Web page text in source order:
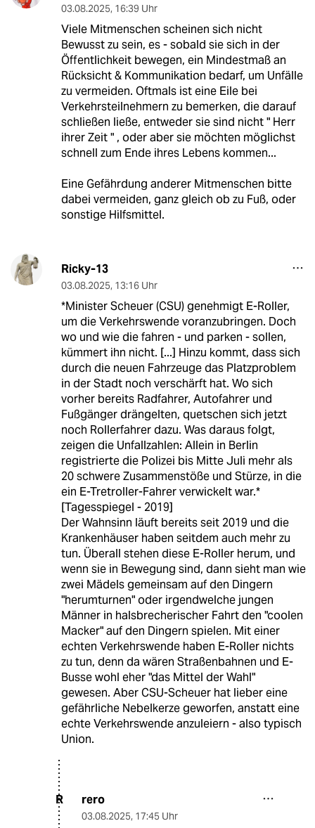
03.08.2025, 16:39 Uhr
Viele Mitmenschen scheinen sich nicht
Bewusst zu sein, es - sobald sie sich in der
Öffentlichkeit bewegen, ein Mindestmaß an
Rücksicht & Kommunikation bedarf, um Unfälle
zu vermeiden. Oftmals ist eine Eile bei
Verkehrsteilnehmern zu bemerken, die darauf
schließen ließe, entweder sie sind nicht " Herr
ihrer Zeit " , oder aber sie möchten möglichst
schnell zum Ende ihres Lebens kommen...
Eine Gefährdung anderer Mitmenschen bitte
dabei vermeiden, ganz gleich ob zu Fuß, oder
sonstige Hilfsmittel.
Ricky-13
03.08.2025, 13:16 Uhr
*Minister Scheuer (CSU) genehmigt E-Roller,
um die Verkehrswende voranzubringen. Doch
wo und wie die fahren - und parken - sollen,
kümmert ihn nicht. [...] Hinzu kommt, dass sich
durch die neuen Fahrzeuge das Platzproblem
in der Stadt noch verschärft hat. Wo sich
vorher bereits Radfahrer, Autofahrer und
Fußgänger drängelten, quetschen sich jetzt
noch Rollerfahrer dazu. Was daraus folgt,
zeigen die Unfallzahlen: Allein in Berlin
registrierte die Polizei bis Mitte Juli mehr als
20 schwere Zusammenstöße und Stürze, in die
ein E-Tretroller-Fahrer verwickelt war.*
[Tagesspiegel - 2019]
Der Wahnsinn läuft bereits seit 2019 und die
Krankenhäuser haben seitdem auch mehr zu
tun. Überall stehen diese E-Roller herum, und
wenn sie in Bewegung sind, dann sieht man wie
zwei Mädels gemeinsam auf den Dingern
"herumturnen" oder irgendwelche jungen
Männer in halsbrecherischer Fahrt den "coolen
Macker" auf den Dingern spielen. Mit einer
echten Verkehrswende haben E-Roller nichts
zu tun, denn da wären Straßenbahnen und E-
Busse wohl eher "das Mittel der Wahl"
gewesen. Aber CSU-Scheuer hat lieber eine
gefährliche Nebelkerze geworfen, anstatt eine
echte Verkehrswende anzuleiern - also typisch
Union.
R rero
03.08.2025, 17:45 Uhr